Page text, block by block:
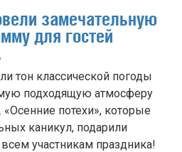
замечательную
для гостей
тон классической погоды
подходящую атмосферу
потехи», которые
каникул, подарили
участникам праздника!